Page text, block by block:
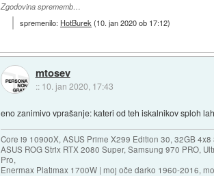
Zgodovina sprememb…
spremenilo: HotBurek (10. jan 2020 ob 17:12)
mtosev
:: 10. jan 2020, 17:43
eno zanimivo vprašanje: kateri od teh iskalnikov sploh
Core i9 10900X, ASUS Prime X299 Edition 30, 32GB
ASUS ROG Strix RTX 2080 Super, Samsung 970 PRO,
Pro,
Enermax Platimax 1700W | moj oče darko 1960-2016,